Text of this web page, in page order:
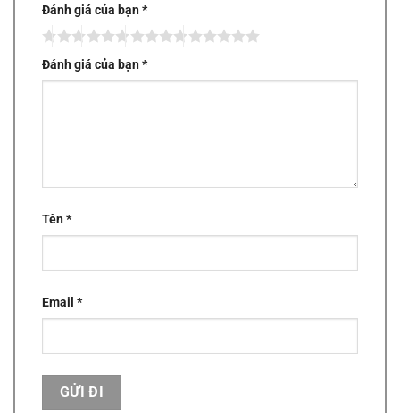
Đánh giá của bạn*
Đánh giá của bạn*
Tên*
Email *